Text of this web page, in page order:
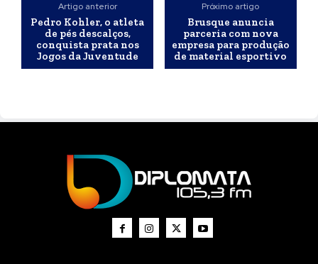
Artigo anterior
Pedro Kohler, o atleta
de pés descalços,
conquista prata nos
Jogos da Juventude
Próximo artigo
Brusque anuncia
parceria com nova
empresa para produção
de material esportivo